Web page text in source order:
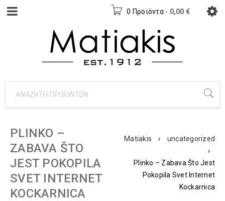
0 Προϊόντα - 0,00 €
PLINKO –
ZABAVA ŠTO
JEST POKОРILA
SVET INTERNET
KOCKARNICA
Matiakis ›
uncategorized
›
Plinko – Zabava Što Jest
Pokорila Svet Internet
Kockarnica